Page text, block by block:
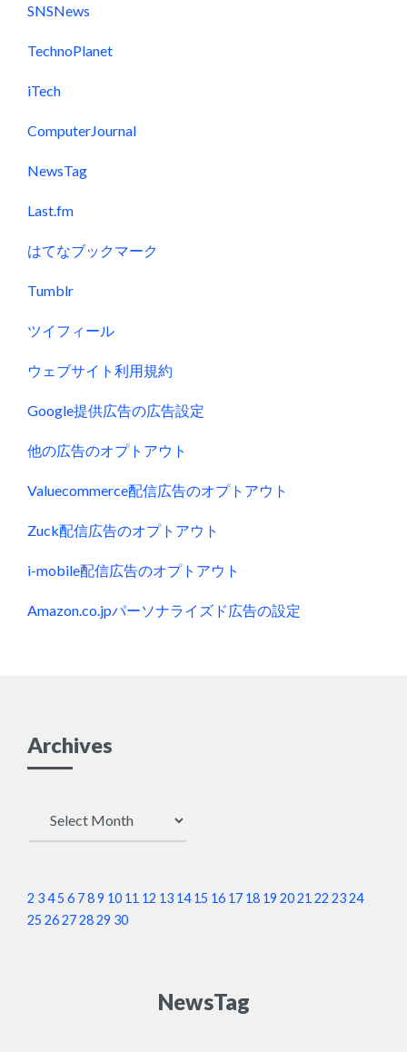
SNSNews
TechnoPlanet
iTech
ComputerJournal
NewsTag
Last.fm
はてなブックマーク
Tumblr
ツイフィール
ウェブサイト利用規約
Google提供広告の広告設定
他の広告のオプトアウト
Valuecommerce配信広告のオプトアウト
Zuck配信広告のオプトアウト
i-mobile配信広告のオプトアウト
Amazon.co.jpパーソナライズド広告の設定
NewsTag
Archives
2 345 6 789 10 11 12 13 14 15 16 17 18 19 2021 22 2324
25 26272829 30